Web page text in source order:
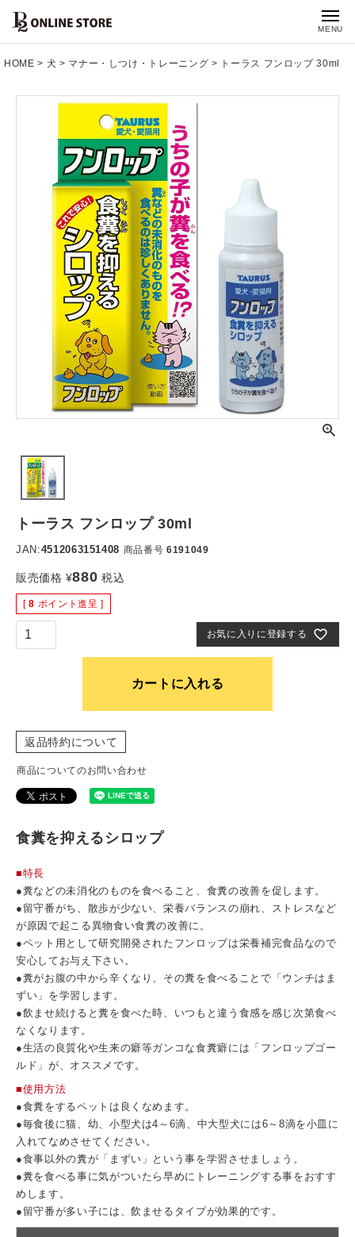
MENU
HOME 犬 マナー・しつけ・トレーニング トーラス フンロップ 30ml
トーラス フンロップ 30ml
JAN:4512063151408 商品番号 6191049
販売価格 ¥880 税込
[ 8 ポイント進呈 ]
お気に入りに登録する
カートに入れる
返品特約について
商品についてのお問い合わせ
食糞を抑えるシロップ
■特長
●糞などの未消化のものを食べること、食糞の改善を促します。
●留守番がち、散歩が少ない、栄養バランスの崩れ、ストレスなど
が原因で起こる異物食い食糞の改善に。
●ペット用として研究開発されたフンロップは栄養補完食品なので
安心してお与え下さい。
●糞がお腹の中から辛くなり、その糞を食べることで「ウンチはま
ずい」を学習します。
●飲ませ続けると糞を食べた時、いつもと違う食感を感じ次第食べ
なくなります。
●生活の良質化や生来の癖等ガンコな食糞癖には「フンロップゴー
ルド」が、オススメです。
■使用方法
●食糞をするペットは良くなめます。
●毎食後に猫、幼、小型犬は4～6滴、中大型犬には6～8滴を小皿に
入れてなめさせてください。
●食事以外の糞が「まずい」という事を学習させましょう。
●糞を食べる事に気がついたら早めにトレーニングする事をおすす
めします。
●留守番が多い子には、飲ませるタイプが効果的です。